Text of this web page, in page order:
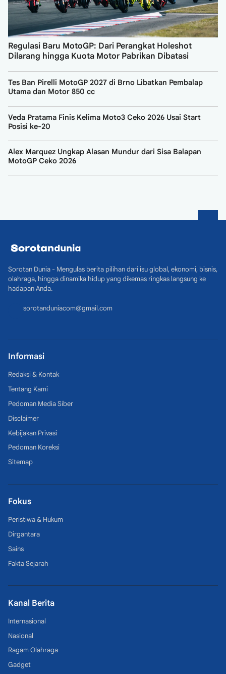
Regulasi Baru MotoGP: Dari Perangkat Holeshot
Dilarang hingga Kuota Motor Pabrikan Dibatasi
Tes Ban Pirelli MotoGP 2027 di Brno Libatkan Pembalap
Utama dan Motor 850 cc
Veda Pratama Finis Kelima Moto3 Ceko 2026 Usai Start
Posisi ke-20
Alex Marquez Ungkap Alasan Mundur dari Sisa Balapan
MotoGP Ceko 2026
Sorotan Dunia - Mengulas berita pilihan dari isu global, ekonomi, bisnis,
olahraga, hingga dinamika hidup yang dikemas ringkas langsung ke
hadapan Anda.
sorotanduniacom@gmail.com
Informasi
Redaksi & Kontak
Tentang Kami
Pedoman Media Siber
Disclaimer
Kebijakan Privasi
Pedoman Koreksi
Sitemap
Fokus
Peristiwa & Hukum
Dirgantara
Sains
Fakta Sejarah
Kanal Berita
Internasional
Nasional
Ragam Olahraga
Gadget